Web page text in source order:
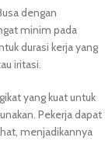
dengan
minim pada
durasi kerja yang
iritasi.
yang kuat untuk
Pekerja dapat
menjadikannya